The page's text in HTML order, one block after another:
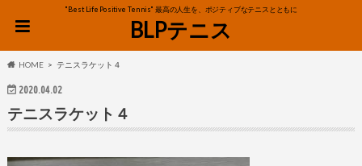
"Best Life Positive Tennis" 最高の人生を、ポジティブなテニスとともに
BLPテニス
HOME テニスラケット４
2020.04.02
テニスラケット４